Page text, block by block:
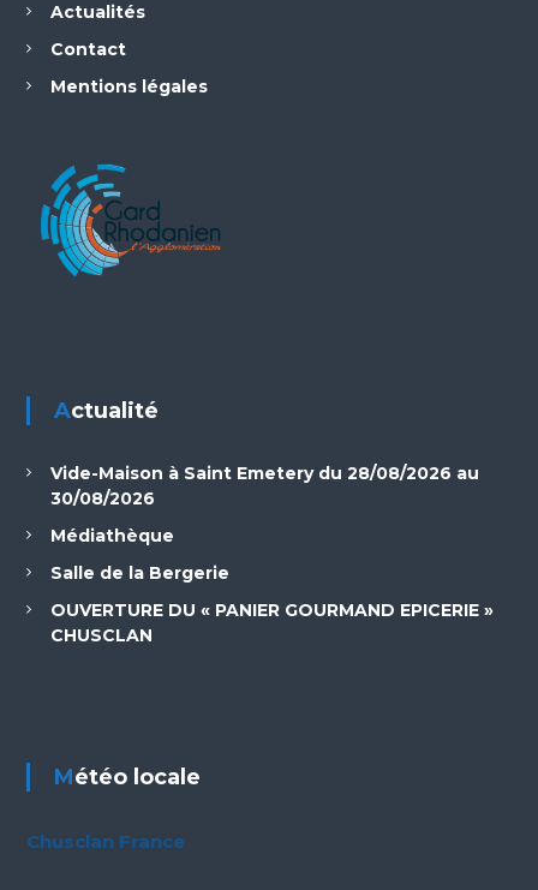
Actualités
Contact
Mentions légales
Actualité
Vide-Maison à Saint Emetery du 28/08/2026 au
30/08/2026
Médiathèque
Salle de la Bergerie
OUVERTURE DU « PANIER GOURMAND EPICERIE »
CHUSCLAN
Météo locale
Chusclan France